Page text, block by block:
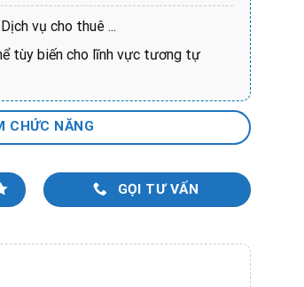
Dịch vụ cho thuê ...
tùy biến cho lĩnh vực tương tự
CHỨC NĂNG
GỌI TƯ VẤN